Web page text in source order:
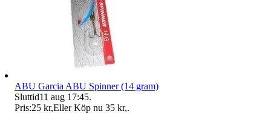
ABU Garcia ABU Spinner (14 gram)
Sluttid11 aug 17:45.
Pris:25 kr,Eller Köp nu 35 kr,.